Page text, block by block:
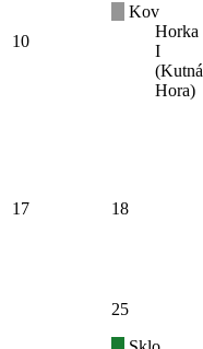
10
Kov
Horka
I
(Kutná
Hora)
17 18
25